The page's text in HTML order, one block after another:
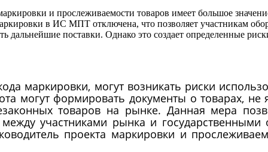
и прослеживаемости товаров имеет большое
в ИС МПТ отключена, что позволяет участникам
дальнейшие поставки. Однако это создает определенные
маркировки, могут возникать риски
могут формировать документы о товарах,
товаров на рынке. Данная мера
участниками рынка и
проекта маркировки и